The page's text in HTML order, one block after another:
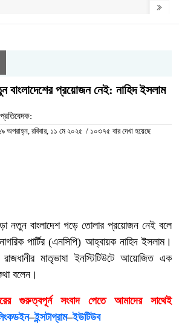
বাংলাদেশের প্রয়োজন নেই: নাহিদ ইসলাম
রবিবার, ১১ মে ২০২৫ / ১০৩৭৫ বার দেখা হয়েছে
নতুন বাংলাদেশ গড়ে তোলার প্রয়োজন নেই বলে
পার্টির (এনসিপি) আহ্বায়ক নাহিদ ইসলাম।
মাতৃভাষা ইনস্টিটিউটে আয়োজিত এক
বলেন।
গুরুত্বপূর্ন সংবাদ পেতে আমাদের সাথেই
–ইন্সটাগ্রাম–ইউটিউব